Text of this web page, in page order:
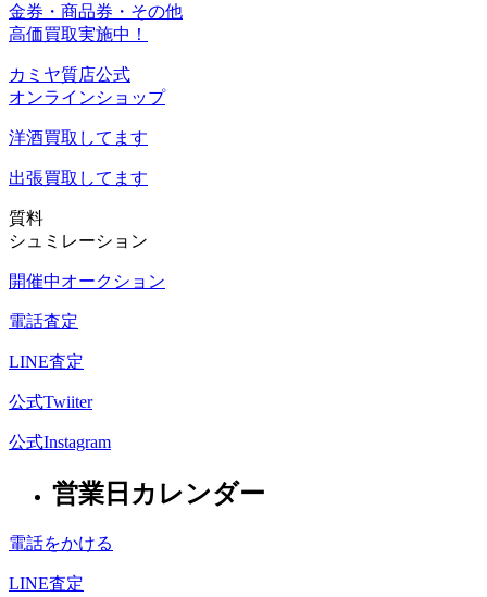
金券・商品券・その他
高価買取実施中！
カミヤ質店公式
オンラインショップ
洋酒買取してます
出張買取 してます
質料
シュミレーション
開催中オークション
電話査定
LINE査定
公式Twiiter
公式Instagram
営業日カレンダー
電話をかける
LINE査定